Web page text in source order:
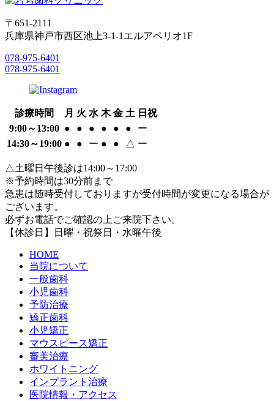
〒651-2111
兵庫県神戸市西区池上3-1-1エルアペリオ1F
078-975-6401
078-975-6401
診療時間 月 火 水 木 金 土 日祝
9:00～13:00 ● ● ● ● ● ●
ー
14:30～19:00 ● ● ー ● ● △ ー
△土曜日午後診は14:00～17:00
※予約時間は30分前まで
急患は随時受付しておりますが受付時間が変更になる場合が
ございます。
必ずお電話でご確認の上ご来院下さい。
【休診日】日曜・祝祭日・水曜午後
HOME
当院について
一般歯科
小児歯科
予防治療
矯正歯科
小児矯正
マウスピース矯正
審美治療
ホワイトニング
インプラント治療
医院情報・アクセス